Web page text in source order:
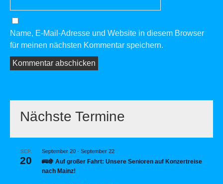
Name, E-Mail-Adresse und Website in diesem Browser
für meinen nächsten Kommentar speichern.
Nächste Termine
SEP.
20
September 20 - September 22
🚌🍇 Auf großer Fahrt: Unsere Senioren auf Konzertreise
nach Mainz!